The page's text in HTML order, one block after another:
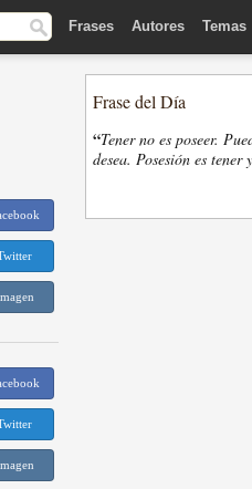
Frases Autores Temas
Frase del Día
“Tener no es poseer.
desea. Posesión es